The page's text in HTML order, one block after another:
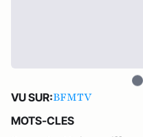
VU SUR:BFMTV
MOTS-CLES